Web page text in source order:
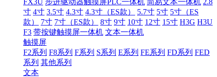
FX3U 步进驱动器触摸屏PLC一体机 简易文本一体机 2.8
寸 4寸 3.5寸 4.3寸 4.3寸（ES款） 5.7寸 5寸 5寸（ES
款）
7寸 7寸（ES款） 8寸 9寸 10寸 12寸 15寸 H3G H3U
F3 带按键触摸屏一体机 文本一体机
触摸屏
F2系列 F8系列 F系列 S系列 E系列 FE系列 FD系列 FED
系列 其他系列
文本